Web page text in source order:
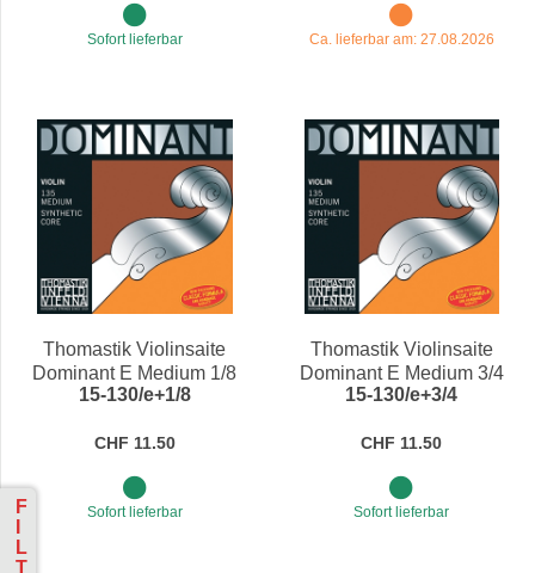
F
L
T
Sofort lieferbar Ca. lieferbar am: 27.08.2026
Thomastik Violinsaite
Dominant E Medium 1/8
15-130/e+1/8
CHF 11.50
Sofort lieferbar
Thomastik Violinsaite
Dominant E Medium 3/4
15-130/e+3/4
CHF 11.50
Sofort lieferbar